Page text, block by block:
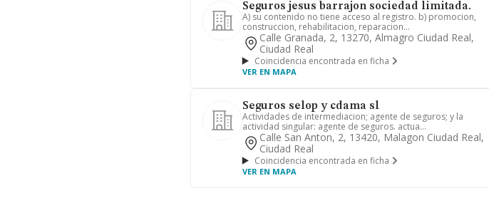
Seguros jesus barrajon sociedad limitada.
A) su contenido no tiene acceso al registro. b) promocion,
construccion, rehabilitacion, reparacion...
Calle Granada, 2, 13270, Almagro Ciudad Real,
Ciudad Real
Coincidencia encontrada en ficha
VER EN MAPA
Seguros selop y cdama sl
Actividades de intermediacion; agente de seguros; y la
actividad singular: agente de seguros. actua...
Calle San Anton, 2, 13420, Malagon Ciudad Real,
Ciudad Real
Coincidencia encontrada en ficha
VER EN MAPA